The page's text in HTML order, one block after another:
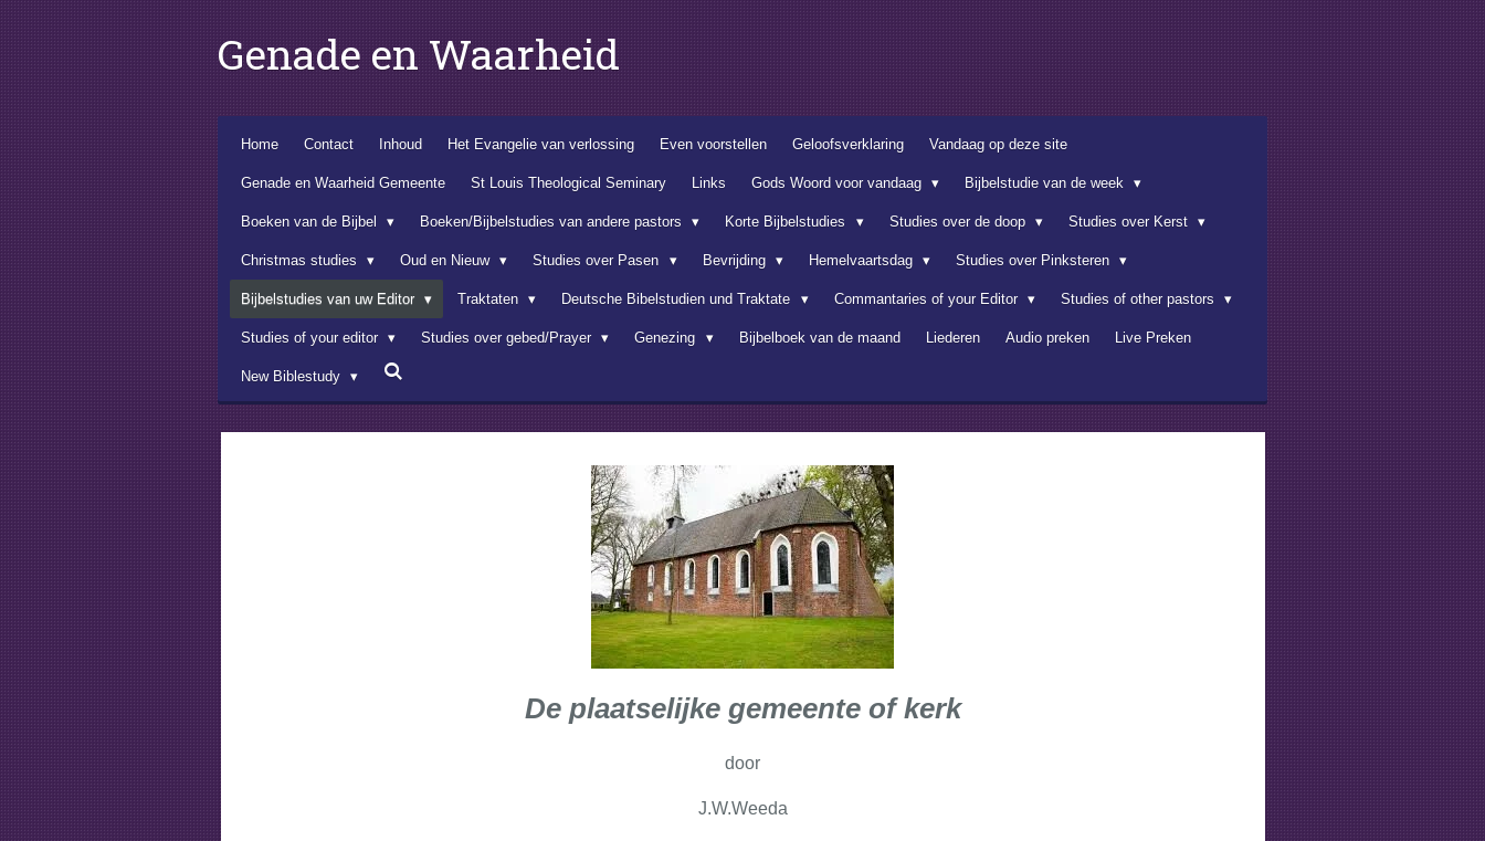
Genade en Waarheid
Home Contact Inhoud Het Evangelie van verlossing Even voorstellen Geloofsverklaring Vandaag op deze site
Genade en Waarheid Gemeente St Louis Theological Seminary Links Gods Woord voor vandaag Bijbelstudie van de week
Boeken van de Bijbel Boeken/Bijbelstudies van andere pastors Korte Bijbelstudies Studies over de doop Studies over Kerst
Christmas studies Oud en Nieuw Studies over Pasen Bevrijding Hemelvaartsdag Studies over Pinksteren
Bijbelstudies van uw Editor Traktaten Deutsche Bibelstudien und Traktate Commantaries of your Editor Studies of other pastors
Studies of your editor Studies over gebed/Prayer Genezing Bijbelboek van de maand Liederen Audio preken Live Preken
New Biblestudy
De plaatselijke gemeente of kerk
door
J.W.Weeda